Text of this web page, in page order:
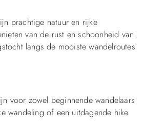
prachtige natuur en rijke
van de rust en schoonheid van
langs de mooiste wandelroutes
voor zowel beginnende wandelaars
wandeling of een uitdagende hike